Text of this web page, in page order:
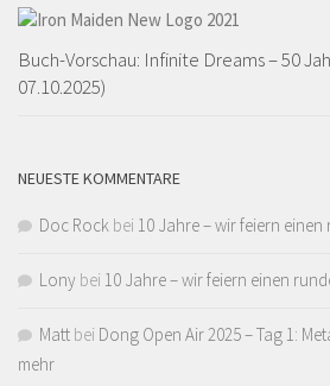
Buch-Vorschau: Infinite Dreams – 50
07.10.2025)
NEUESTE KOMMENTARE
Doc Rock bei 10 Jahre – wir feiern
Lony bei 10 Jahre – wir feiern einen
Matt bei Dong Open Air 2025 – Tag 1:
mehr